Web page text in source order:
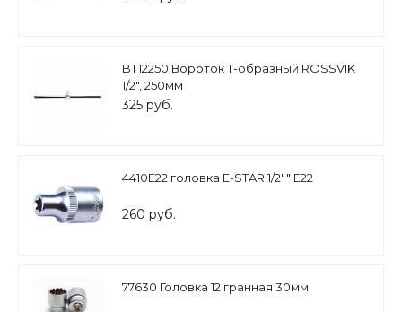
BT12250 Вороток Т-образный ROSSVIK
1/2", 250мм
325 руб.
4410Е22 головка E-STAR 1/2"" Е22
260 руб.
77630 Головка 12 гранная 30мм